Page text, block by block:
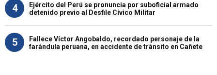
4
Ejército del Perú se pronuncia por suboficial armado
detenido previo al Desfile Cívico Militar
5
Fallece Víctor Angobaldo, recordado personaje de la
farándula peruana, en accidente de tránsito en Cañete